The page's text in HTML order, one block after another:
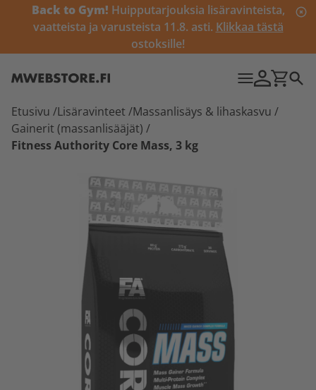
Back to Gym! Huipputarjouksia lisäravinteista,
vaatteista ja varusteista 11.8. asti. Klikkaa tästä
ostoksille!
Etusivu /Lisäravinteet /Massanlisäys & lihaskasvu /
Gainerit (massanlisääjät) /
Fitness Authority Core Mass, 3 kg